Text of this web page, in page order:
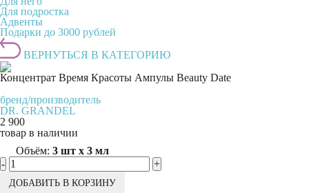
Для подростка
Адвенты
Подарки до 3000 рублей
ВЕРНУТЬСЯ В КАТЕГОРИЮ
Концентрат Время Красоты Ампулы Beauty Date
бренд/производитель
DR. GRANDEL
2 900
товар в наличии
Объём: 3 шт х 3 мл
-
+
ДОБАВИТЬ В КОРЗИНУ